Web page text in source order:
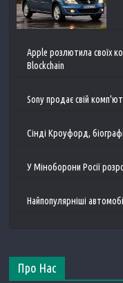
Apple розлютила своїх
Blockchain
Sony продає свій
Сінді Кроуфорд,
У Міноборони Росії
Найпопулярніші
Про Нас